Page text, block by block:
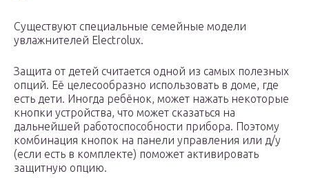
Существуют специальные семейные модели
увлажнителей Electrolux.
Защита от детей считается одной из самых полезных
опций. Её целесообразно использовать в доме, где
есть дети. Иногда ребёнок, может нажать некоторые
кнопки устройства, что может сказаться на
дальнейшей работоспособности прибора. Поэтому
комбинация кнопок на панели управления или д/у
(если есть в комплекте) поможет активировать
защитную опцию.